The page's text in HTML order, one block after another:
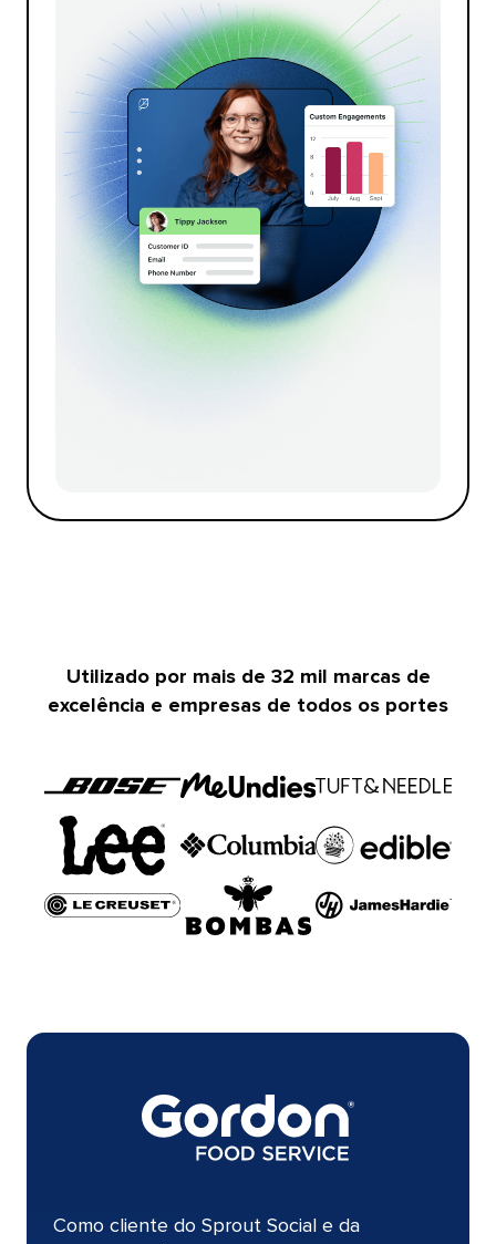
Utilizado por mais de 32 mil marcas de
excelência e empresas de todos os portes​​
Como cliente do Sprout Social e da